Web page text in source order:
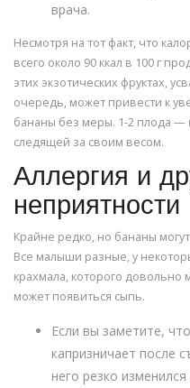
врача.
Несмотря на тот факт, что
всего около 90 ккал в 100 г
этих экзотических фруктах,
очередь, может привести к
бананы без меры. 1-2 плода
следящей за своим весом.
Аллергия и
неприятности
Крайне редко, но бананы
Все малыши разные, у
крахмала, которого довольно
может появиться сыпь.
Если вы заметите,
капризничает после
него резко